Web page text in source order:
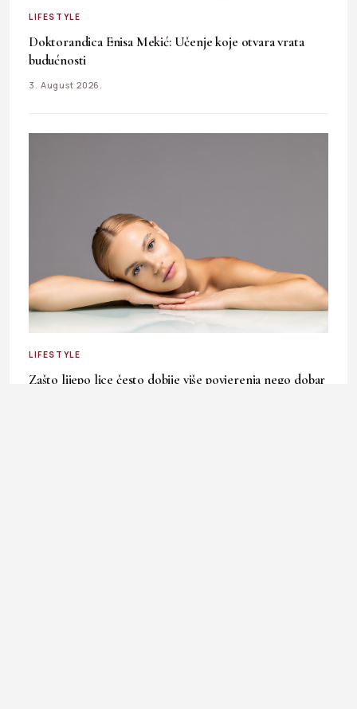
LIFESTYLE
Doktorandica Enisa Mekić: Učenje koje otvara vrata
budućnosti
3. August 2026.
LIFESTYLE
Zašto lijepo lice često dobije više povjerenja nego dobar